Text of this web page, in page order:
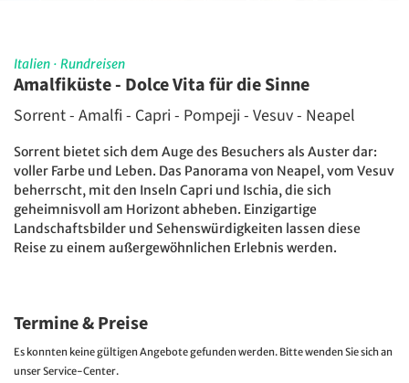
Italien · Rundreisen
Amalfiküste - Dolce Vita für die Sinne
Sorrent - Amalfi - Capri - Pompeji - Vesuv - Neapel
Sorrent bietet sich dem Auge des Besuchers als Auster dar:
voller Farbe und Leben. Das Panorama von Neapel, vom Vesuv
beherrscht, mit den Inseln Capri und Ischia, die sich
geheimnisvoll am Horizont abheben. Einzigartige
Landschaftsbilder und Sehenswürdigkeiten lassen diese
Reise zu einem außergewöhnlichen Erlebnis werden.
Termine & Preise
Es konnten keine gültigen Angebote gefunden werden. Bitte wenden Sie sich an
unser Service-Center.